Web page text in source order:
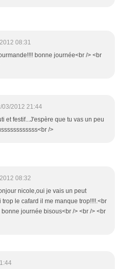
08:31
bonne journée<br /> <br
03/2012 21:44
et festif...J'espère que tu vas un peu
/>
08:32
nicole,oui je vais un peut
trop le cafard il me manque trop!!!!.<br
bonne journée bisous<br /> <br /> <br